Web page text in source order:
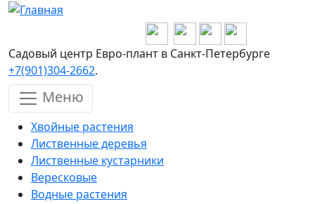
Перейти к основному содержанию
Садовый центр Евро-плант в Санкт-Петербурге
+7(901)304-2662.
Меню
Хвойные растения
Лиственные деревья
Лиственные кустарники
Вересковые
Водные растения